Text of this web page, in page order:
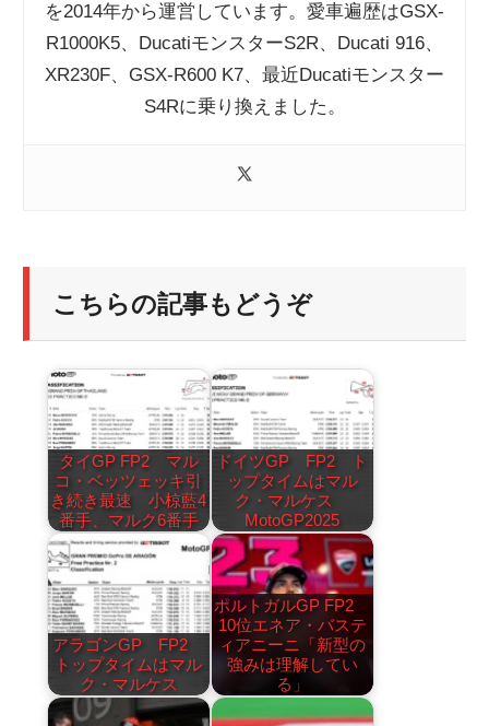
を2014年から運営しています。愛車遍歴はGSX-
R1000K5、DucatiモンスターS2R、Ducati 916、
XR230F、GSX-R600 K7、最近Ducatiモンスター
S4Rに乗り換えました。
こちらの記事もどうぞ
タイGP FP2 マル
コ・ベッツェッキ引
き続き最速 小椋藍4
番手、マルク6番手
ドイツGP FP2 ト
ップタイムはマル
ク・マルケス
MotoGP2025
アラゴンGP FP2
トップタイムはマル
ク・マルケス
ポルトガルGP FP2
10位エネア・バステ
ィアニーニ「新型の
強みは理解してい
る」